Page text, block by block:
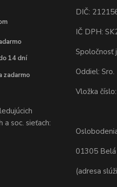
14 dní
zadarmo
a soc. sieťach:
DIČ:
IČ DPH:
Spoločnosť
Oddiel: Sro.
Vložka
01305 Belá
(adresa